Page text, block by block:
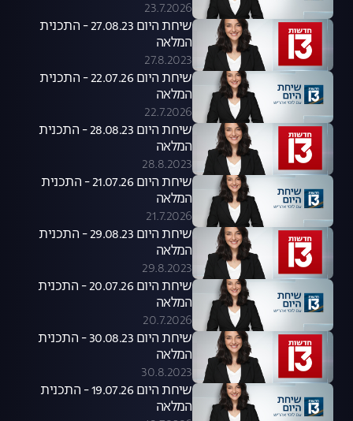
23.7.2026
שיחת היום 27.08.23 - התכנית
המלאה
27.8.2023
שיחת היום 22.07.26 - התכנית
המלאה
22.7.2026
שיחת היום 28.08.23 - התכנית
המלאה
28.8.2023
שיחת היום 21.07.26 - התכנית
המלאה
21.7.2026
שיחת היום 29.08.23 - התכנית
המלאה
29.8.2023
שיחת היום 20.07.26 - התכנית
המלאה
20.7.2026
שיחת היום 30.08.23 - התכנית
המלאה
30.8.2023
שיחת היום 19.07.26 - התכנית
המלאה